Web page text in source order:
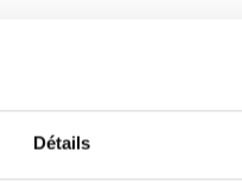
Détails